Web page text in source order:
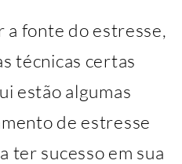
fonte do estresse,
técnicas certas
estão algumas
de estresse
ter sucesso em sua